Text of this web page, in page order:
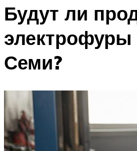
Будут ли
электрофуры
Семи?